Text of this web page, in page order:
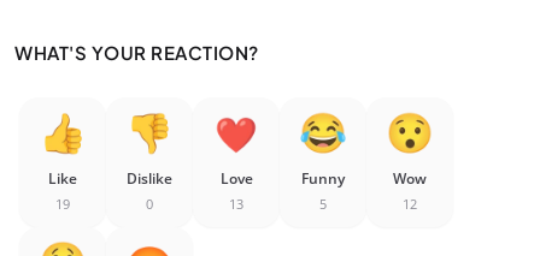
WHAT'S YOUR REACTION?
Like
19
Dislike
0
Love
13
Funny
5
Wow
12